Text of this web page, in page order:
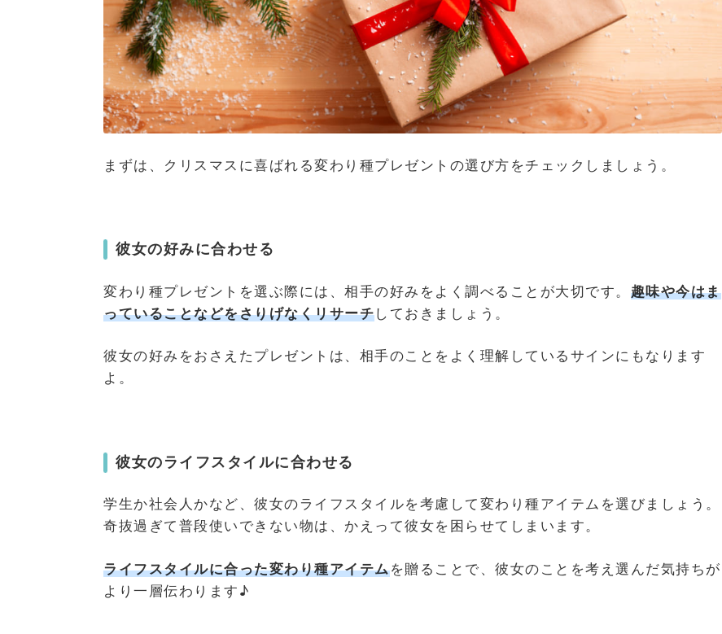
まずは、クリスマスに喜ばれる変わり種プレゼントの選び方をチェックしましょう。
彼女の好みに合わせる
変わり種プレゼントを選ぶ際には、相手の好みをよく調べることが大切です。 趣味や今はま
っていることなどをさりげなくリサーチしておきましょう。
彼女の好みをおさえたプレゼントは、相手のことをよく理解しているサインにもなります
よ。
彼女のライフスタイルに合わせる
学生か社会人かなど、彼女のライフスタイルを考慮して変わり種アイテムを選びましょう。
奇抜過ぎて普段使いできない物は、かえって彼女を困らせてしまいます。
ライフスタイルに合った変わり種アイテムを贈ることで、彼女のことを考え選んだ気持ちが
より一層伝わります♪